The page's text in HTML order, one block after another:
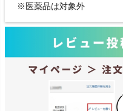
※医薬品は対象外